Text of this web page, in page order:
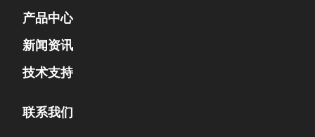
产品中心
新闻资讯
技术支持
联系我们